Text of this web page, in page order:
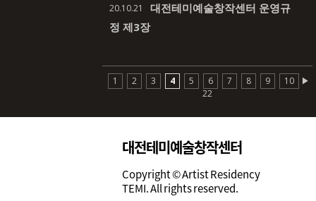
20.10.21
대전테미예술창작센터 운영규
정 제3장
1 2 3 4 5 6 7 8 9 10
▶
22
대전테미예술창작센터
Copyright © Artist Residency
TEMI. All rights reserved.